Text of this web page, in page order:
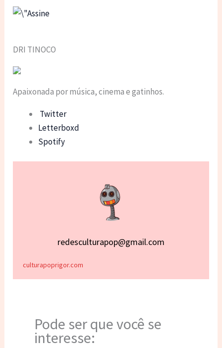
DRI TINOCO
Apaixonada por música, cinema e gatinhos.
Twitter
Letterboxd
Spotify
redesculturapop@gmail.com
culturapoprigor.com
Pode ser que você se
interesse: